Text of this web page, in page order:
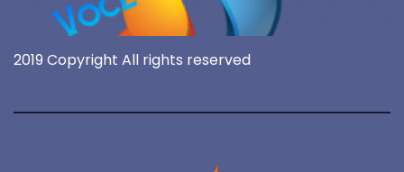
2019 Copyright All rights reserved